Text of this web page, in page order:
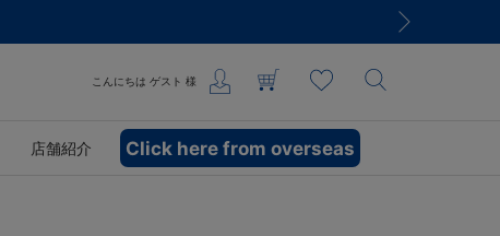
こんにちは ゲスト 様
店舗紹介 Click here from overseas